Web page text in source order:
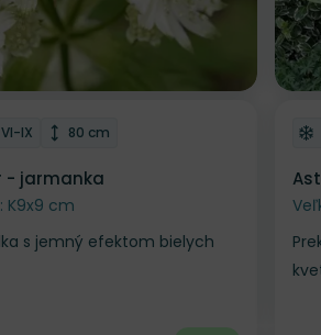
želaní
Doba kvitnutia
VI-IX Výška rastliny
80 cm
- jarmanka
K9x9 cm
s jemný efektom bielych